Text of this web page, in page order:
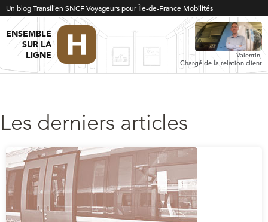
Un blog Transilien SNCF Voyageurs pour Île-de-France Mobilités
ENSEMBLE
SUR LA
LIGNE
Valentin,
Chargé de la relation client
Les derniers articles